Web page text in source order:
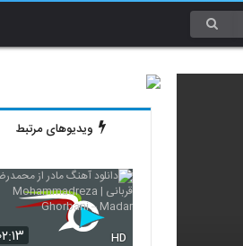
ویدیوهای مرتبط
HD